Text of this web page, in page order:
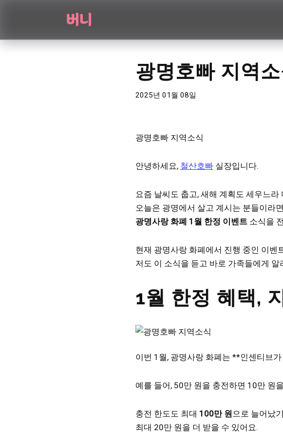
텐
광명호빠 지역
2025년 01월 08일
광명호빠 지역소식
안녕하세요, 철산호빠실장입니다.
요즘 날씨도 춥고, 새해 계획도 세우느라
오늘은 광명에서 살고 계시는 분들이라
광명사랑 화폐 1월 한정 이벤트소식을
현재 광명사랑 화폐에서 진행 중인 이벤
저도 이 소식을 듣고 바로 가족들에게 알
1월 한정 혜택,
이번 1월, 광명사랑 화폐는 **인센티브
예를 들어, 50만 원을 충전하면 10만 원
충전 한도도 최대 100만 원으로 늘어났
최대 20만 원을 더 받을 수 있어요.